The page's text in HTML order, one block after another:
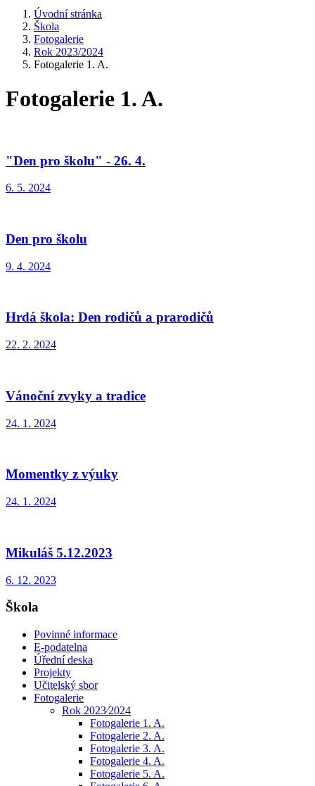
Úvodní stránka
Škola
Fotogalerie
Rok 2023/2024
Fotogalerie 1. A.
Fotogalerie 1. A.
"Den pro školu" - 26. 4.
6. 5. 2024
Den pro školu
9. 4. 2024
Hrdá škola: Den rodičů a prarodičů
22. 2. 2024
Vánoční zvyky a tradice
24. 1. 2024
Momentky z výuky
24. 1. 2024
Mikuláš 5.12.2023
6. 12. 2023
Škola
Povinné informace
E-podatelna
Úřední deska
Projekty
Učitelský sbor
Fotogalerie
Rok 2023⁄2024
Fotogalerie 1. A.
Fotogalerie 2. A.
Fotogalerie 3. A.
Fotogalerie 4. A.
Fotogalerie 5. A.